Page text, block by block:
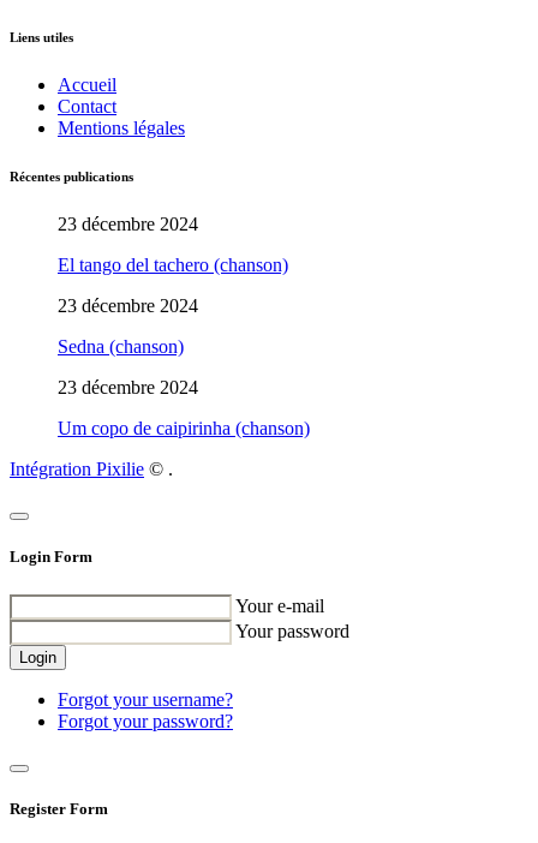
Liens utiles
Accueil
Contact
Mentions légales
Récentes publications
23 décembre 2024
El tango del tachero (chanson)
23 décembre 2024
Sedna (chanson)
23 décembre 2024
Um copo de caipirinha (chanson)
Intégration Pixilie © .
Login Form
Your e-mail
Your password
Login
Forgot your username?
Forgot your password?
Register Form